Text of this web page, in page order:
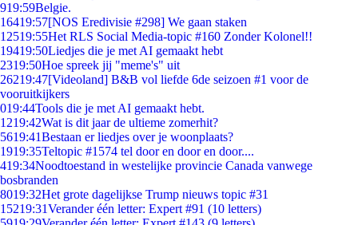
919:59Belgie.
16419:57[NOS Eredivisie #298] We gaan staken
12519:55Het RLS Social Media-topic #160 Zonder Kolonel!!
19419:50Liedjes die je met AI gemaakt hebt
2319:50Hoe spreek jij "meme's" uit
26219:47[Videoland] B&B vol liefde 6de seizoen #1 voor de
vooruitkijkers
019:44Tools die je met AI gemaakt hebt.
1219:42Wat is dit jaar de ultieme zomerhit?
5619:41Bestaan er liedjes over je woonplaats?
1919:35Teltopic #1574 tel door en door en door....
419:34Noodtoestand in westelijke provincie Canada vanwege
bosbranden
8019:32Het grote dagelijkse Trump nieuws topic #31
15219:31Verander één letter: Expert #91 (10 letters)